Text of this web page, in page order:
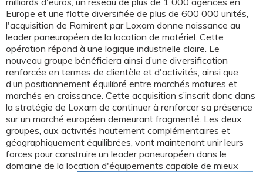
Europe et une flotte diversifiée de plus de 600 000 unités,
l'acquisition de Ramirent par Loxam donne naissance au
leader paneuropéen de la location de matériel. Cette
opération répond à une logique industrielle claire. Le
nouveau groupe bénéficiera ainsi d’une diversification
renforcée en termes de clientèle et d'activités, ainsi que
d’un positionnement équilibré entre marchés matures et
marchés en croissance. Cette acquisition s’inscrit donc dans
la stratégie de Loxam de continuer à renforcer sa présence
sur un marché européen demeurant fragmenté. Les deux
groupes, aux activités hautement complémentaires et
géographiquement équilibrées, vont maintenant unir leurs
forces pour construire un leader paneuropéen dans le
domaine de la location d'équipements capable de mieux